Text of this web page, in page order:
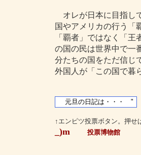
オレが日本に目指し
国やアメリカの行う「
「覇者」ではなく「
の国の民は世界中で一
分たちの国をただ信じ
外国人が「この国で暮
↑エンピツ投票ボタン。押せ
_)m 投票博物館